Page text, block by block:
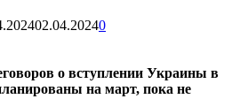
02.04.20240
о вступлении Украины в
на март, пока не